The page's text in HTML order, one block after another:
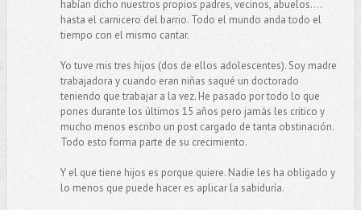
habían dicho nuestros propios padres, vecinos, abuelos....
hasta el carnicero del barrio. Todo el mundo anda todo el
tiempo con el mismo cantar.
Yo tuve mis tres hijos (dos de ellos adolescentes). Soy madre
trabajadora y cuando eran niñas saqué un doctorado
teniendo que trabajar a la vez. He pasado por todo lo que
pones durante los últimos 15 años pero jamás les critico y
mucho menos escribo un post cargado de tanta obstinación.
Todo esto forma parte de su crecimiento.
Y el que tiene hijos es porque quiere. Nadie les ha obligado y
lo menos que puede hacer es aplicar la sabiduría.